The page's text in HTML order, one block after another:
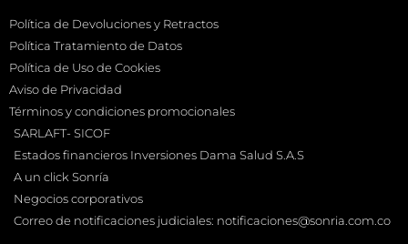
Política de Devoluciones y Retractos
Política Tratamiento de Datos
Política de Uso de Cookies
Aviso de Privacidad
Términos y condiciones promocionales
SARLAFT- SICOF
Estados financieros Inversiones Dama Salud S.A.S
A un click Sonría
Negocios corporativos
Correo de notificaciones judiciales: notificaciones@sonria.com.co